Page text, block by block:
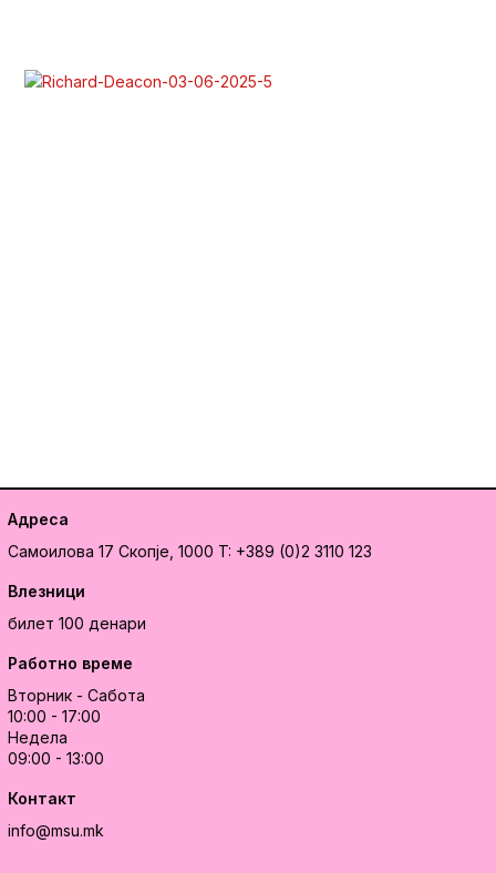
Адреса
Самоилова 17 Скопје, 1000 T: +389 (0)2 3110 123
Влезници
билет 100 денари
Работно време
Вторник - Сабота
10:00 - 17:00
Недела
09:00 - 13:00
Контакт
info@msu.mk